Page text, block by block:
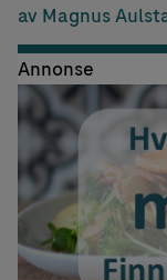
av Magnus
Annonse